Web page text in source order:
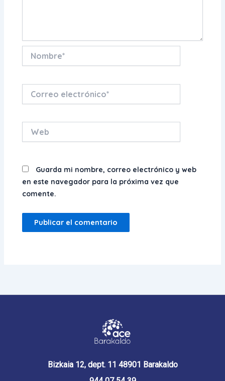
electrónico*
Guarda mi nombre, correo electrónico y web
en este navegador para la próxima vez que
comente.
Bizkaia 12, dept. 11 48901 Barakaldo